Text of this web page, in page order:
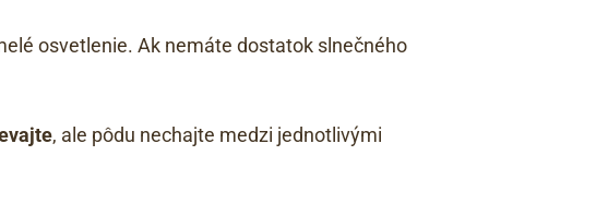
osvetlenie. Ak nemáte dostatok slnečného
, ale pôdu nechajte medzi jednotlivými